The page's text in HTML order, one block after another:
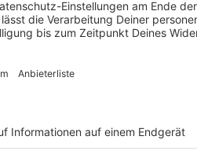
gar nicht: Er sei um 23 Uhr dort
bis 2 Uhr morgens geblieben
Aber es sei New Yorker
Hochzeitsfeier vom Rest der Welt